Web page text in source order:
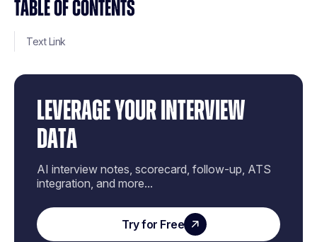
TABLE OF CONTENTS
Text Link
LEVERAGE YOUR INTERVIEW
DATA
AI interview notes, scorecard, follow-up, ATS
integration, and more...
Try for Free